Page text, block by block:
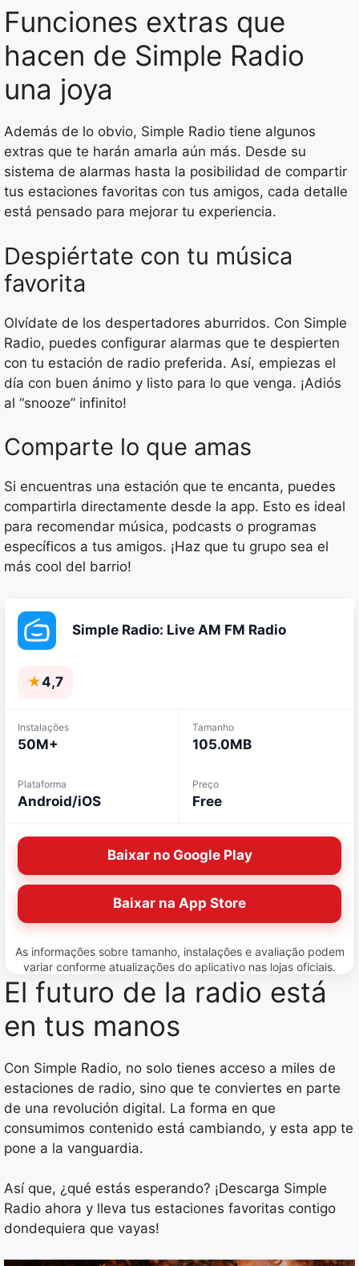
Funciones extras que
hacen de Simple Radio
una joya
Además de lo obvio, Simple Radio tiene algunos
extras que te harán amarla aún más. Desde su
sistema de alarmas hasta la posibilidad de compartir
tus estaciones favoritas con tus amigos, cada detalle
está pensado para mejorar tu experiencia.
Despiértate con tu música
favorita
Olvídate de los despertadores aburridos. Con Simple
Radio, puedes configurar alarmas que te despierten
con tu estación de radio preferida. Así, empiezas el
día con buen ánimo y listo para lo que venga. ¡Adiós
al “snooze” infinito!
Comparte lo que amas
Si encuentras una estación que te encanta, puedes
compartirla directamente desde la app. Esto es ideal
para recomendar música, podcasts o programas
específicos a tus amigos. ¡Haz que tu grupo sea el
más cool del barrio!
Simple Radio: Live AM FM Radio
★4,7
Instalações
50M+
Tamanho
105.0MB
Plataforma
Android/iOS
Preço
Free
Baixar no Google Play
Baixar na App Store
As informações sobre tamanho, instalações e avaliação podem
variar conforme atualizações do aplicativo nas lojas oficiais.
El futuro de la radio está
en tus manos
Con Simple Radio, no solo tienes acceso a miles de
estaciones de radio, sino que te conviertes en parte
de una revolución digital. La forma en que
consumimos contenido está cambiando, y esta app te
pone a la vanguardia.
Así que, ¿qué estás esperando? ¡Descarga Simple
Radio ahora y lleva tus estaciones favoritas contigo
dondequiera que vayas!